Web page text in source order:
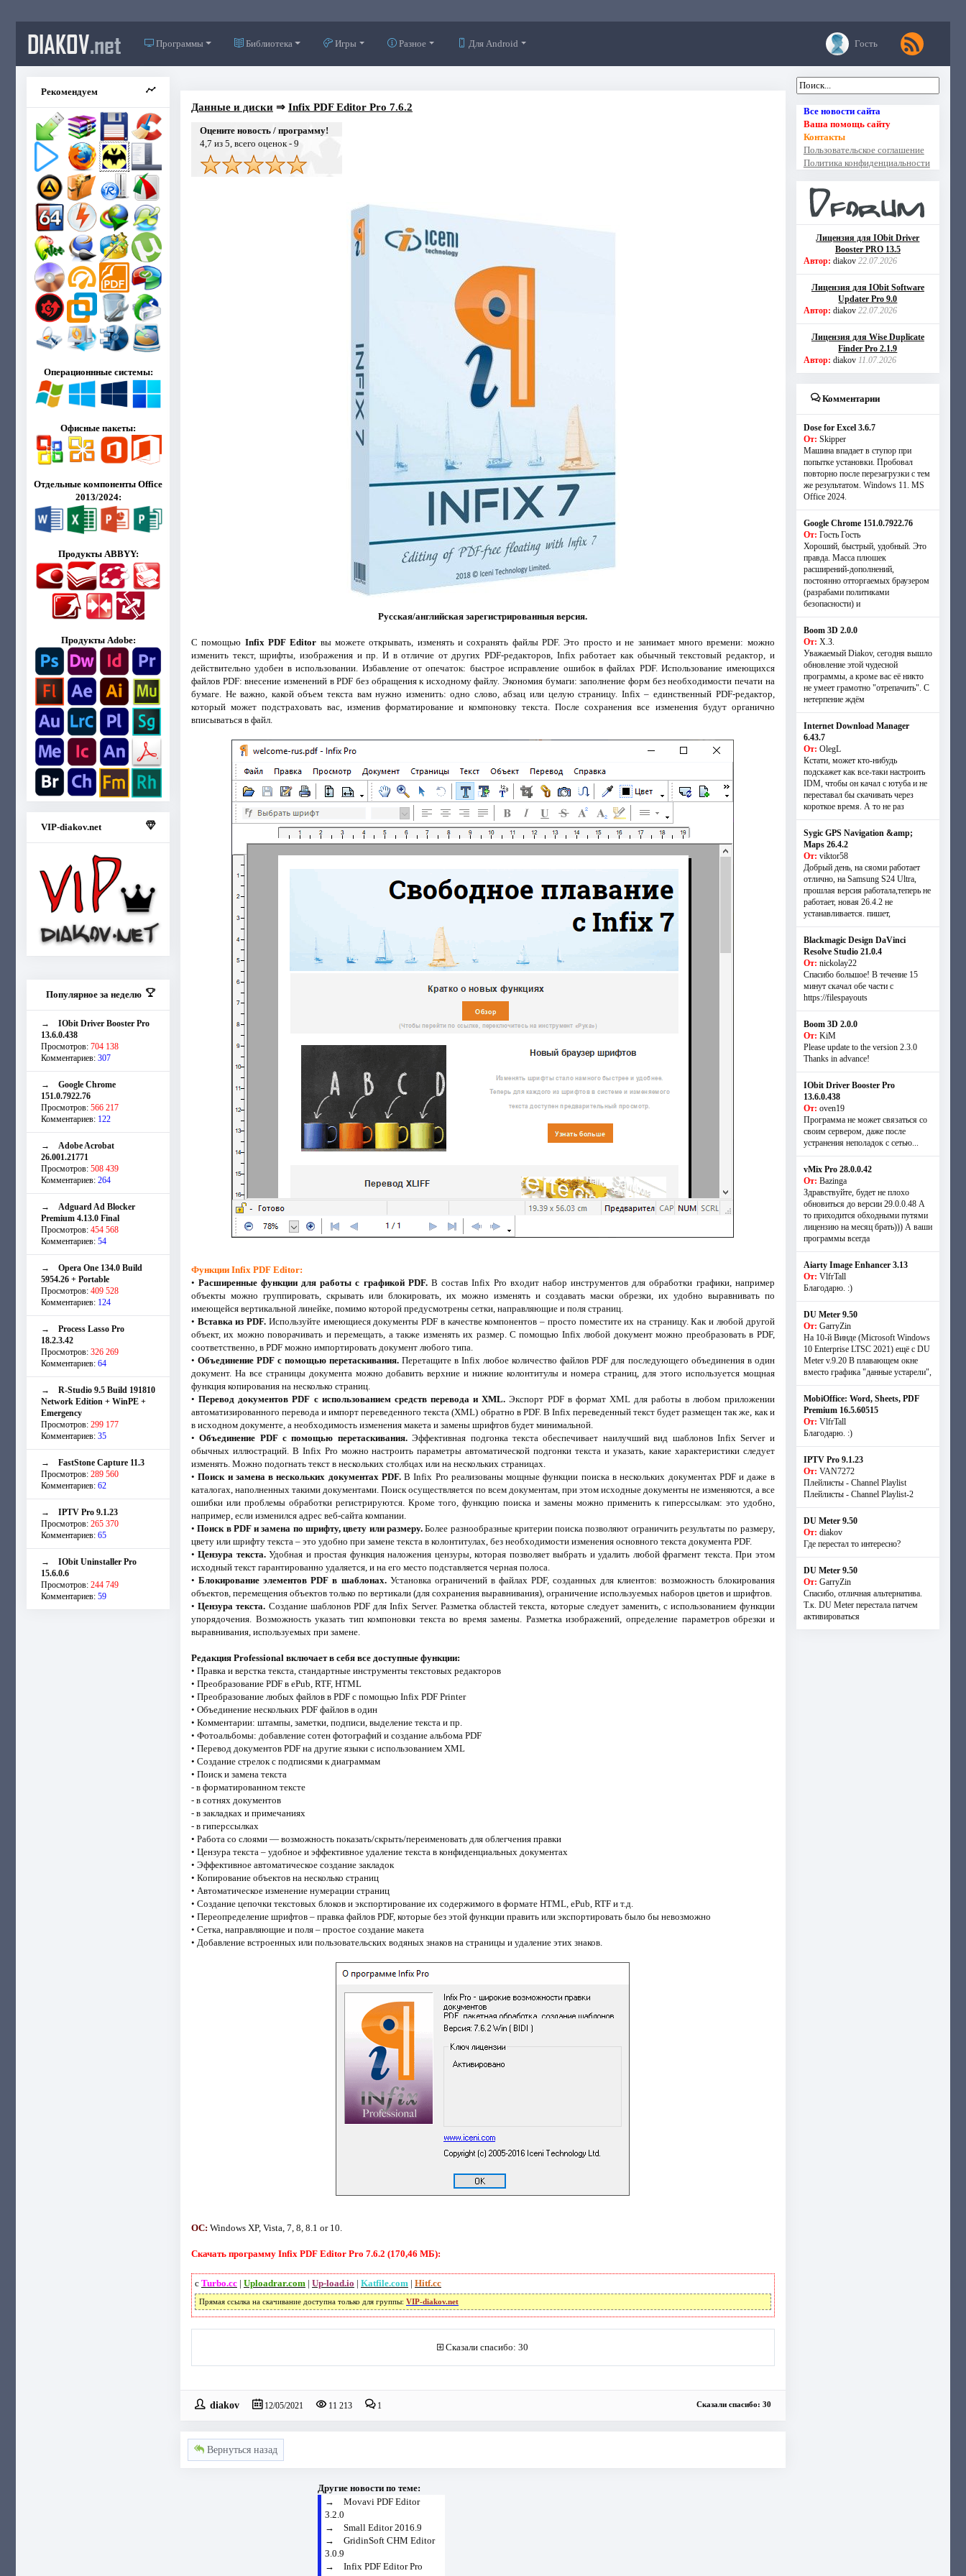
DIAKOV.net Программы Библиотека Игры Разное Для Android Гость
Рекомендуем
Операционнные системы:
Офисные пакеты:
Отдельные компоненты Office
2013/2024:
Продукты ABBYY:
Продукты Adobe:
VIP-diakov.net
Популярное за неделю
→ IObit Driver Booster Pro
13.6.0.438
Просмотров: 704 138
Комментариев: 307
→ Google Chrome
151.0.7922.76
Просмотров: 566 217
Комментариев: 122
→ Adobe Acrobat
26.001.21771
Просмотров: 508 439
Комментариев: 264
→ Adguard Ad Blocker
Premium 4.13.0 Final
Просмотров: 454 568
Комментариев: 54
→ Opera One 134.0 Build
5954.26 + Portable
Просмотров: 409 528
Комментариев: 124
→ Process Lasso Pro
18.2.3.42
Просмотров: 326 269
Комментариев: 64
→ R-Studio 9.5 Build 191810
Network Edition + WinPE +
Emergency
Просмотров: 299 177
Комментариев: 35
→ FastStone Capture 11.3
Просмотров: 289 560
Комментариев: 62
→ IPTV Pro 9.1.23
Просмотров: 265 370
Комментариев: 65
→ IObit Uninstaller Pro
15.6.0.6
Просмотров: 244 749
Комментариев: 59
Данные и диски⇒ Infix PDF Editor Pro 7.6.2
Оцените новость / программу!
4,7 из 5, всего оценок - 9
Русская/английская зарегистрированныя версия.
С помощью Infix PDF Editor вы можете открывать, изменять и сохранять файлы PDF. Это просто и не занимает много времени: можно
изменить текст, шрифты, изображения и пр. И в отличие от других PDF-редакторов, Infix работает как обычный текстовый редактор, и
действительно удобен в использовании. Избавление от опечаток: быстрое исправление ошибок в файлах PDF. Использование имеющихся
файлов PDF: внесение изменений в PDF без обращения к исходному файлу. Экономия бумаги: заполнение форм без необходимости печати на
бумаге. Не важно, какой объем текста вам нужно изменить: одно слово, абзац или целую страницу. Infix – единственный PDF-редактор,
который может подстраховать вас, изменив форматирование и компоновку текста. После сохранения все изменения будут органично
вписываться в файл.
Функции Infix PDF Editor:
•Расширенные функции для работы с графикой PDF.В состав Infix Pro входит набор инструментов для обработки графики, например
объекты можно группировать, скрывать или блокировать, их можно изменять и создавать маски обрезки, их удобно выравнивать по
имеющейся вертикальной линейке, помимо которой предусмотрены сетки, направляющие и поля страниц.
• Вставка из PDF. Используйте имеющиеся документы PDF в качестве компонентов – просто поместите их на страницу. Как и любой другой
объект, их можно поворачивать и перемещать, а также изменять их размер. С помощью Infix любой документ можно преобразовать в PDF,
соответственно, в PDF можно импортировать документ любого типа.
•Объединение PDF с помощью перетаскивания. Перетащите в Infix любое количество файлов PDF для последующего объединения в один
документ. На все страницы документа можно добавить верхние и нижние колонтитулы и номера страниц, для этого используется мощная
функция копирования на несколько страниц.
•Перевод документов PDF с использованием средств перевода и XML. Экспорт PDF в формат XML для работы в любом приложении
автоматизированного перевода и импорт переведенного текста (XML) обратно в PDF. В Infix переведенный текст будет размещен так же, как и
в исходном документе, а необходимость изменения макета и замены шрифтов будет минимальной.
•Объединение PDF с помощью перетаскивания.Эффективная подгонка текста обеспечивает наилучший вид шаблонов Infix Server и
обычных иллюстраций. В Infix Pro можно настроить параметры автоматической подгонки текста и указать, какие характеристики следует
изменять. Можно подогнать текст в нескольких столбцах или на нескольких страницах.
•Поиск и замена в нескольких документах PDF.В Infix Pro реализованы мощные функции поиска в нескольких документах PDF и даже в
каталогах, наполненных такими документами. Поиск осуществляется по всем документам, при этом исходные документы не изменяются, а все
ошибки или проблемы обработки регистрируются. Кроме того, функцию поиска и замены можно применить к гиперссылкам: это удобно,
например, если изменился адрес веб-сайта компании.
•Поиск в PDF и замена по шрифту, цвету или размеру.Более разнообразные критерии поиска позволяют ограничить результаты по размеру,
цвету или шрифту текста – это удобно при замене текста в колонтитулах, без необходимости изменения основного текста документа PDF.
•Цензура текста.Удобная и простая функция наложения цензуры, которая позволяет выбрать и удалить любой фрагмент текста. При этом
исходный текст гарантированно удаляется, и на его место подставляется черная полоса.
•Блокирование элементов PDF в шаблонах.Установка ограничений в файлах PDF, созданных для клиентов: возможность блокирования
объектов, перемещения объектов только по вертикали (для сохранения выравнивания), ограничение используемых наборов цветов и шрифтов.
•Цензура текста. Создание шаблонов PDF для Infix Server. Разметка областей текста, которые следует заменить, с использованием функции
упорядочения. Возможность указать тип компоновки текста во время замены. Разметка изображений, определение параметров обрезки и
выравнивания, используемых при замене.
Редакция Professional включает в себя все доступные функции:
• Правка и верстка текста, стандартные инструменты текстовых редакторов
• Преобразование PDF в ePub, RTF, HTML
• Преобразование любых файлов в PDF с помощью Infix PDF Printer
• Объединение нескольких PDF файлов в один
• Комментарии: штампы, заметки, подписи, выделение текста и пр.
• Фотоальбомы: добавление сотен фотографий и создание альбома PDF
• Перевод документов PDF на другие языки с использованием XML
• Создание стрелок с подписями к диаграммам
• Поиск и замена текста
- в форматированном тексте
- в сотнях документов
- в закладках и примечаниях
- в гиперссылках
• Работа со слоями — возможность показать/скрыть/переименовать для облегчения правки
• Цензура текста – удобное и эффективное удаление текста в конфиденциальных документах
• Эффективное автоматическое создание закладок
• Копирование объектов на несколько страниц
• Автоматическое изменение нумерации страниц
• Создание цепочки текстовых блоков и экспортирование их содержимого в формате HTML, ePub, RTF и т.д.
• Переопределение шрифтов – правка файлов PDF, которые без этой функции править или экспортировать было бы невозможно
• Сетка, направляющие и поля – простое создание макета
• Добавление встроенных или пользовательских водяных знаков на страницы и удаление этих знаков.
ОС: Windows XP, Vista, 7, 8, 8.1 or 10.
Скачать программу Infix PDF Editor Pro 7.6.2 (170,46 МБ):
с Turbo.cc| Uploadrar.com | Up-load.io | Katfile.com | Hitf.cc
Прямая ссылка на скачивание доступна только для группы: VIP-diakov.net
Сказали спасибо: 30
diakov 12/05/2021 11 213 1 Сказали спасибо: 30
Вернуться назад
Другие новости по теме:
→ Movavi PDF Editor
3.2.0
→ Small Editor 2016.9
→ GridinSoft CHM Editor
3.0.9
→ Infix PDF Editor Pro
Все новости сайта
Ваша помощь сайту
Контакты
Пользовательское соглашение
Политика конфиденциальности
Лицензия для IObit Driver
Booster PRO 13.5
Автор: diakov 22.07.2026
Лицензия для IObit Software
Updater Pro 9.0
Автор: diakov 22.07.2026
Лицензия для Wise Duplicate
Finder Pro 2.1.9
Автор: diakov 11.07.2026
Комментарии
Dose for Excel 3.6.7
От: Skipper
Машина впадает в ступор при
попытке установки. Пробовал
повторно после перезагрузки с тем
же результатом. Windows 11. MS
Offiсe 2024.
Google Chrome 151.0.7922.76
От: Гость Гость
Хороший, быстрый, удобный. Это
правда. Масса плюшек
расширений-дополнений,
постоянно отторгаемых браузером
(разрабами политиками
безопасности) и
Boom 3D 2.0.0
От: Х.З.
Уважаемый Diakov, сегодня вышло
обновление этой чудесной
программы, а кроме вас её никто
не умеет грамотно "отрепачить". С
нетерпение ждём
Internet Download Manager
6.43.7
От: OlegL
Кстати, может кто-нибудь
подскажет как все-таки настроить
IDM, чтобы он качал с ютуба и не
переставал бы скачивать через
короткое время. А то не раз
Sygic GPS Navigation &amp;
Maps 26.4.2
От: viktor58
Добрый день, на сяоми работает
отлично, на Samsung S24 Ultra,
прошлая версия работала,теперь не
работает, новая 26.4.2 не
устанавливается. пишет,
Blackmagic Design DaVinci
Resolve Studio 21.0.4
От: nickolay22
Спасибо большое! В течение 15
минут скачал обе части с
https://filespayouts
Boom 3D 2.0.0
От: KiM
Please update to the version 2.3.0
Thanks in advance!
IObit Driver Booster Pro
13.6.0.438
От: oven19
Программа не может связаться со
своим сервером, даже после
устранения неполадок с сетью...
vMix Pro 28.0.0.42
От: Bazinga
Здравствуйте, будет не плохо
обновиться до версии 29.0.0.48 А
то приходится обходными путями
лицензию на месяц брать))) А ваши
программы всегда
Aiarty Image Enhancer 3.13
От: VlfrTall
Благодарю. :)
DU Meter 9.50
От: GarryZin
На 10-й Винде (Microsoft Windows
10 Enterprise LTSC 2021) ещё с DU
Meter v.9.20 В плавающем окне
вместо графика "данные устарели",
MobiOffice: Word, Sheets, PDF
Premium 16.5.60515
От: VlfrTall
Благодарю. :)
IPTV Pro 9.1.23
От: VAN7272
Плейлисты - Channel Playlist
Плейлисты - Channel Playlist-2
DU Meter 9.50
От: diakov
Где перестал то интересно?
DU Meter 9.50
От: GarryZin
Спасибо, отличная альтернатива.
Т.к. DU Meter перестала патчем
активироваться